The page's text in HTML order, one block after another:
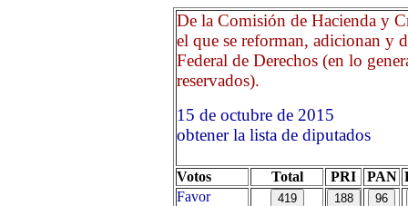
De la Comisión de Hacienda y
el que se reforman, adicionan y
Federal de Derechos (en lo
reservados).
15 de octubre de 2015
obtener la lista de diputados
Votos Total PRI PAN
Favor